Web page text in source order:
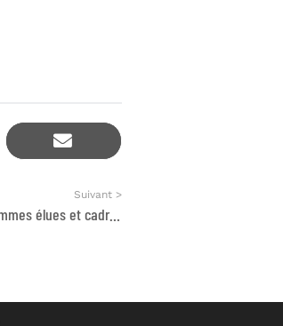
Suivant >
Renforcement des capacités des femmes élues et cadres au niveau territorial